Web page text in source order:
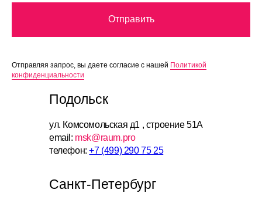
Отправить
Отправляя запрос, вы даете согласие с нашей Политикой
конфиденциальности
Санкт-Петербург
Подольск
ул. Комсомольская д1 , строение 51А
email: msk@raum.pro
телефон:+7 (499) 290 75 25